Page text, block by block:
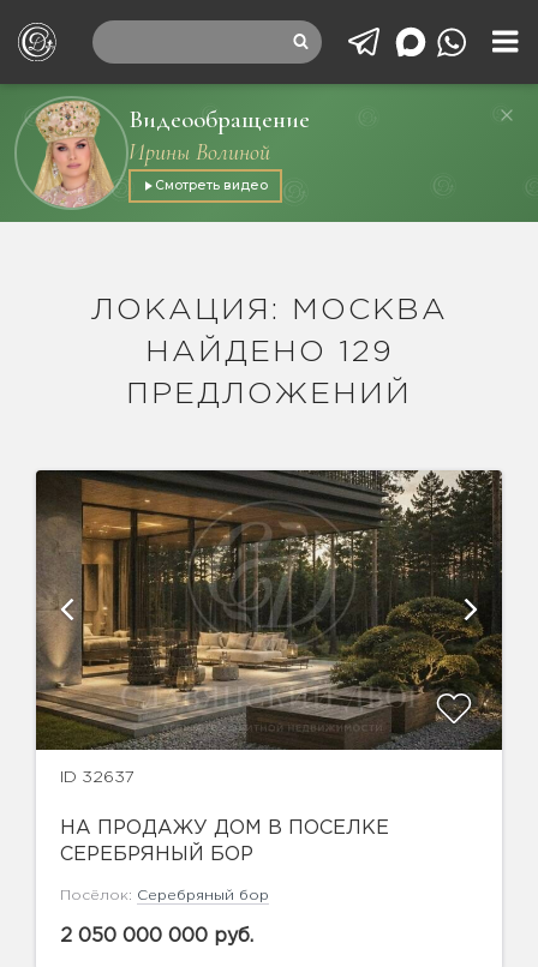
Видеообращение
Ирины Волиной
Смотреть видео
ЛОКАЦИЯ: МОСКВА
НАЙДЕНО 129
ПРЕДЛОЖЕНИЙ
ID 32637
НА ПРОДАЖУ ДОМ В ПОСЕЛКЕ
СЕРЕБРЯНЫЙ БОР
Посёлок: Серебряный бор
2 050 000 000 руб.